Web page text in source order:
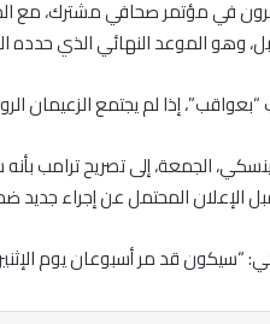
في مؤتمر صحافي مشترك، مع
وهو الموعد النهائي الذي
إذا لم يجتمع الزعيمان
الجمعة، إلى تصريح ترامب
الإعلان المحتمل عن إجراء جديد
“سيكون قد مر أسبوعان يوم